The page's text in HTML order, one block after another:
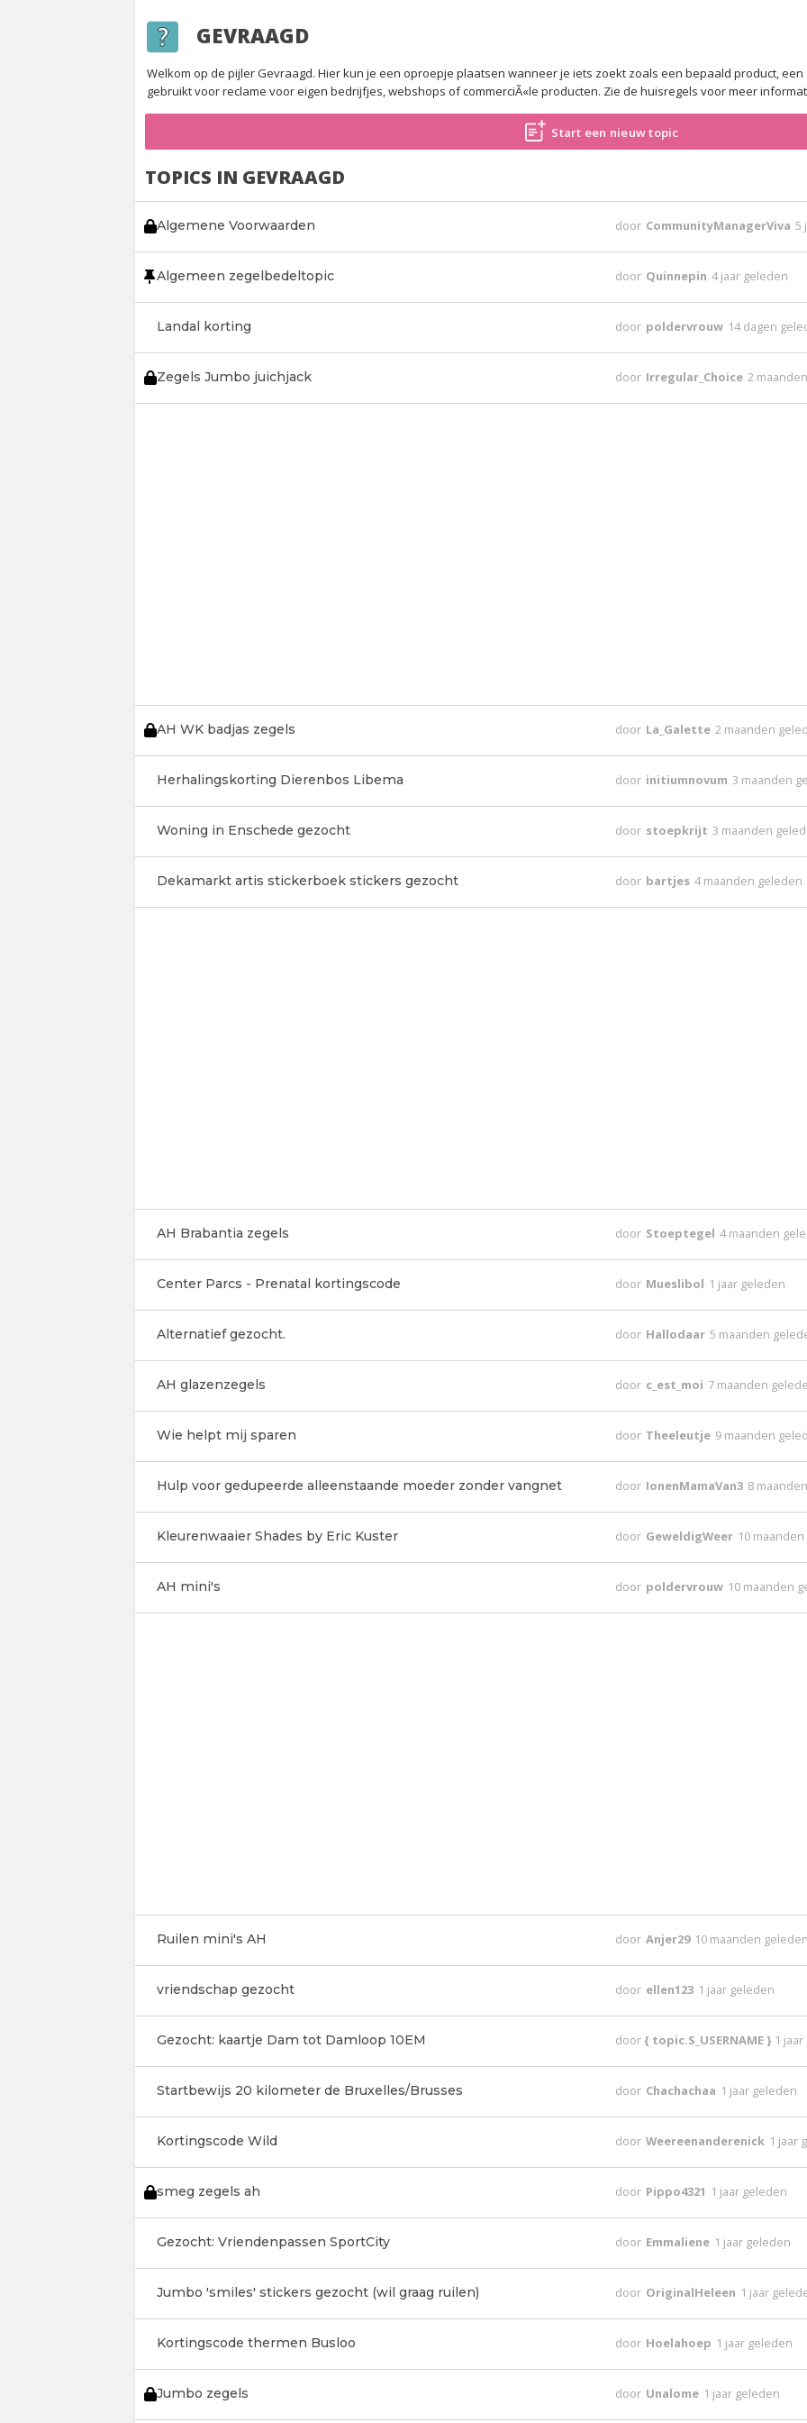
GEVRAAGD
Welkom op de pijler Gevraagd. Hier kun je een oproepje plaatsen wanneer je iets zoekt zoals een bepaald product,
gebruikt voor reclame voor eigen bedrijfjes, webshops of commerciÃ«le producten. Zie de huisregels voor meer
Start een nieuw topic
TOPICS IN GEVRAAGD
Algemene Voorwaarden door CommunityManagerViva 5
Algemeen zegelbedeltopic door Quinnepin 4 jaar geleden
Landal korting door poldervrouw 14 dagen
Zegels Jumbo juichjack door Irregular_Choice 2
AH WK badjas zegels door La_Galette 2 maanden
Herhalingskorting Dierenbos Libema door initiumnovum 3 maanden
Woning in Enschede gezocht door stoepkrijt 3 maanden
Dekamarkt artis stickerboek stickers gezocht door bartjes 4 maanden geleden
AH Brabantia zegels door Stoeptegel 4 maanden
Center Parcs - Prenatal kortingscode door Mueslibol 1 jaar geleden
Alternatief gezocht. door Hallodaar 5 maanden
AH glazenzegels door c_est_moi 7 maanden
Wie helpt mij sparen door Theeleutje 9 maanden
Hulp voor gedupeerde alleenstaande moeder zonder vangnet door IonenMamaVan3 8
Kleurenwaaier Shades by Eric Kuster door GeweldigWeer 10
AH mini's door poldervrouw 10 maanden
Ruilen mini's AH door Anjer29 10 maanden geleden
vriendschap gezocht door ellen123 1 jaar geleden
Gezocht: kaartje Dam tot Damloop 10EM door{ topic.S_USERNAME } 1
Startbewijs 20 kilometer de Bruxelles/Brusses door Chachachaa 1 jaar geleden
Kortingscode Wild door Weereenanderenick 1 jaar
smeg zegels ah door Pippo4321 1 jaar geleden
Gezocht: Vriendenpassen SportCity door Emmaliene 1 jaar geleden
Jumbo 'smiles' stickers gezocht (wil graag ruilen) door OriginalHeleen 1 jaar
Kortingscode thermen Busloo door Hoelahoep 1 jaar geleden
Jumbo zegels door Unalome 1 jaar geleden